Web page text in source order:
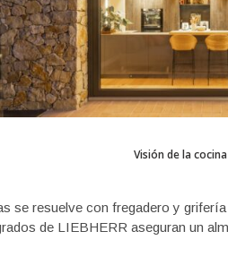
Visión de la
se resuelve con fregadero y
de LIEBHERR aseguran un